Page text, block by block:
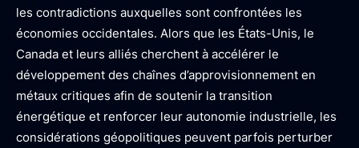
les contradictions auxquelles sont confrontées les
économies occidentales. Alors que les États-Unis, le
Canada et leurs alliés cherchent à accélérer le
développement des chaînes d’approvisionnement en
métaux critiques afin de soutenir la transition
énergétique et renforcer leur autonomie industrielle, les
considérations géopolitiques peuvent parfois perturber